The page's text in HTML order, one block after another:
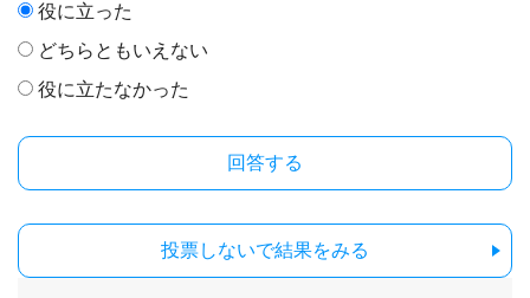
役に立った
どちらともいえない
役に立たなかった
投票しないで結果をみる